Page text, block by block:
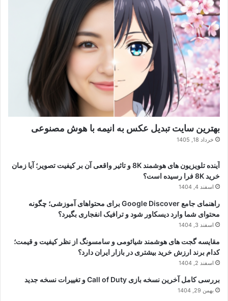
بهترین سایت تبدیل عکس به انیمه با هوش مصنوعی
خرداد 18, 1405
آینده تلویزیون های هوشمند 8K و تاثیر واقعی آن بر کیفیت تصویر؛ آیا زمان
خرید 8K فرا رسیده است؟
اسفند 4, 1404
راهنمای جامع Google Discover برای محتواهای آموزشی؛ چگونه
محتوای شما وارد دیسکاور شود و ترافیک انفجاری بگیرد؟
اسفند 3, 1404
مقایسه گجت های هوشمند شیائومی و سامسونگ از نظر کیفیت و قیمت؛
کدام برند ارزش خرید بیشتری در بازار ایران دارد؟
اسفند 2, 1404
بررسی کامل آخرین نسخه بازی Call of Duty و تغییرات نسخه جدید
بهمن 29, 1404